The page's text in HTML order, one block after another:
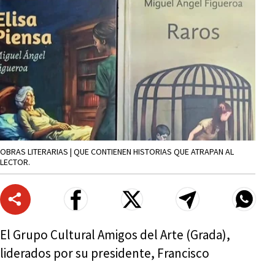
OBRAS LITERARIAS | QUE CONTIENEN HISTORIAS QUE ATRAPAN AL
LECTOR.
El Grupo Cultural Amigos del Arte (Grada),
liderados por su presidente, Francisco